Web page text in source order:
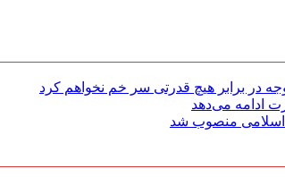
در برابر هیچ قدرتی سر خم نخواهم کرد
ادامه می‌دهد
اسلامی منصوب شد